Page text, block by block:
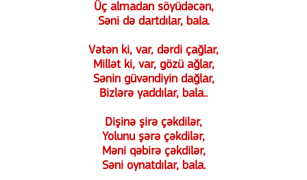
Üç almadan söyüdəcən,
Səni də dartdılar, bala.
Vətən ki, var, dərdi çağlar,
Millət ki, var, gözü ağlar,
Sənin güvəndiyin dağlar,
Bizlərə yaddılar, bala..
Dişinə şirə çəkdilər,
Yolunu şərə çəkdilər,
Məni qəbirə çəkdilər,
Səni oynatdılar, bala.